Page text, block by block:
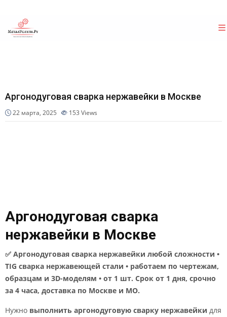
Аргонодуговая сварка нержавейки в Москве
22 марта, 2025 153 Views
Аргонодуговая сварка
нержавейки в Москве
✅ Аргонодуговая сварка нержавейки любой сложности •
TIG сварка нержавеющей стали • работаем по чертежам,
образцам и 3D-моделям • от 1 шт. Срок от 1 дня, срочно
за 4 часа, доставка по Москве и МО.
Нужно выполнить аргонодуговую сварку нержавейки для